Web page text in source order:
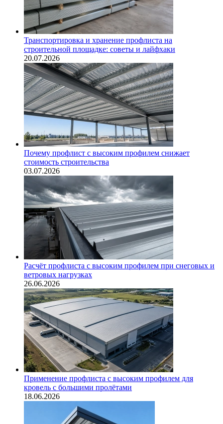
Транспортировка и хранение профлиста на
строительной площадке: советы и лайфхаки
20.07.2026
Почему профлист с высоким профилем снижает
стоимость строительства
03.07.2026
Расчёт профлиста с высоким профилем при снеговых и
ветровых нагрузках
26.06.2026
Применение профлиста с высоким профилем для
кровель с большими пролётами
18.06.2026